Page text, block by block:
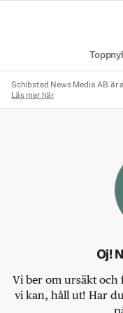
Schibsted News Media AB är
Läs mer här
Oj!
Vi ber om ursäkt och
vi kan, håll ut! Har